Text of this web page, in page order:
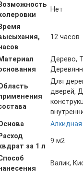
Нет
12 часов
Дерево,
Для
дверей,
Алкидная
за 1 л
9 м2
Валик,